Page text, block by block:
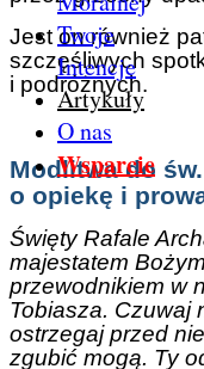
Twoje
Intencje
Artykuły
O nas
Wsparcie
Jest on również
szczęśliwych
i podróżnych.
Modlitwa do św.
o opiekę i
Święty Rafale
majestatem
przewodnikiem w
Tobiasza. Czuwaj
ostrzegaj przed
zgubić mogą. Ty